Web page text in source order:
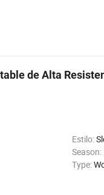
de Alta
Estilo:
Season:
Type: